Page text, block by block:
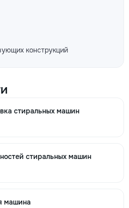
конструкций
стиральных машин
стиральных машин
машина